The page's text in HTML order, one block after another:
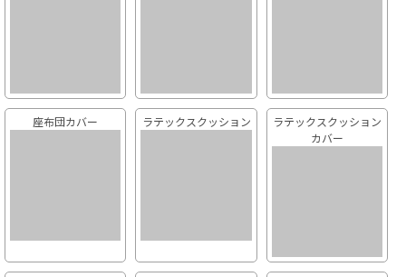
座布団カバー ラテックスクッション
ラテックスクッション
カバー